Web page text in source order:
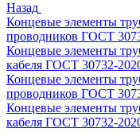
Назад
Концевые элементы
проводников ГОСТ
Концевые элементы
кабеля ГОСТ 30732-
Концевые элементы
проводников ГОСТ
Концевые элементы
кабеля ГОСТ 30732-